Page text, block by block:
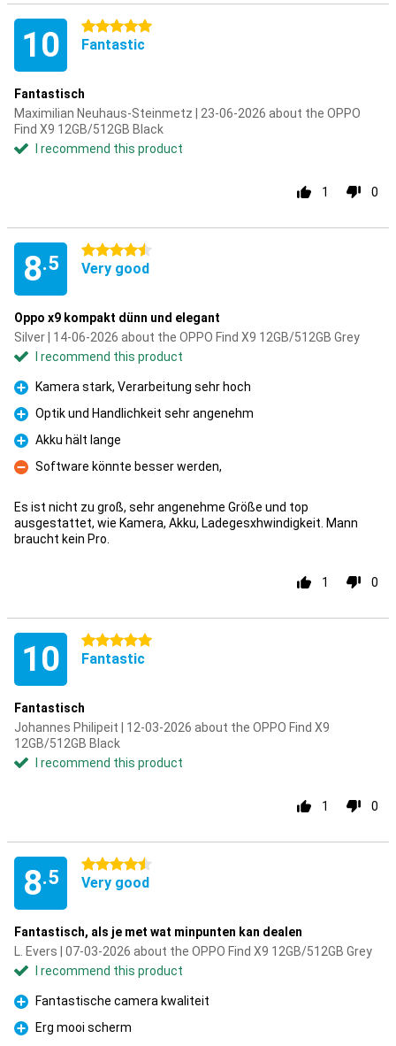
10 5 stars
Fantastic
Fantastisch
Maximilian Neuhaus-Steinmetz | 23-06-2026 about the OPPO
Find X9 12GB/512GB Black
I recommend this product
1 0
8.5
4.5 stars
Very good
Oppo x9 kompakt dünn und elegant
Silver | 14-06-2026 about the OPPO Find X9 12GB/512GB Grey
I recommend this product
Pro
Kamera stark, Verarbeitung sehr hoch
Pro
Optik und Handlichkeit sehr angenehm
Pro
Akku hält lange
Con
Software könnte besser werden,
Es ist nicht zu groß, sehr angenehme Größe und top
ausgestattet, wie Kamera, Akku, Ladegesxhwindigkeit. Mann
braucht kein Pro.
1 0
10 5 stars
Fantastic
Fantastisch
Johannes Philipeit | 12-03-2026 about the OPPO Find X9
12GB/512GB Black
I recommend this product
1 0
8.5
4.5 stars
Very good
Fantastisch, als je met wat minpunten kan dealen
L. Evers | 07-03-2026 about the OPPO Find X9 12GB/512GB Grey
I recommend this product
Pro
Fantastische camera kwaliteit
Pro
Erg mooi scherm